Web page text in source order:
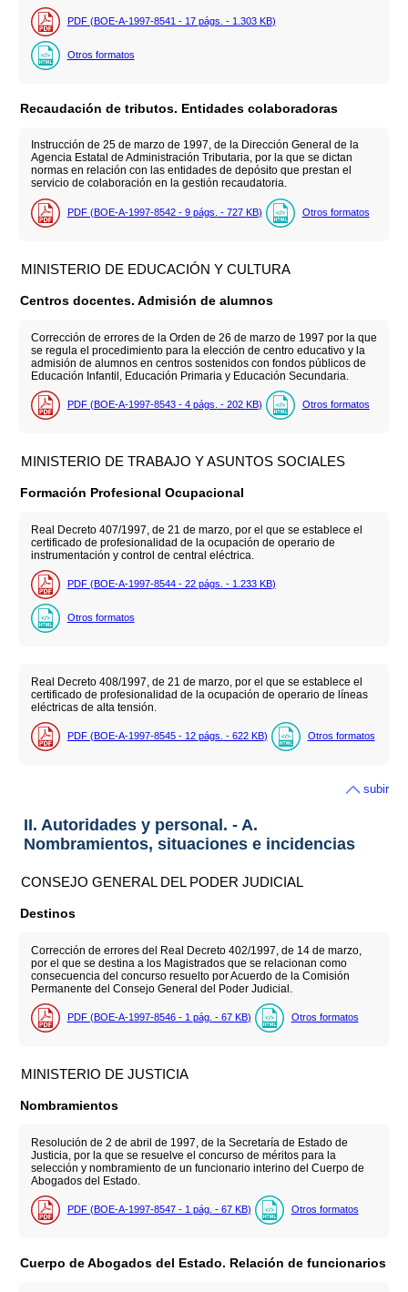
PDF (BOE-A-1997-8541 - 17 págs. - 1.303 KB)
Otros formatos
Recaudación de tributos. Entidades colaboradoras
Instrucción de 25 de marzo de 1997, de la Dirección General de la
Agencia Estatal de Administración Tributaria, por la que se dictan
normas en relación con las entidades de depósito que prestan el
servicio de colaboración en la gestión recaudatoria.
PDF (BOE-A-1997-8542 - 9 págs. - 727 KB) Otros formatos
MINISTERIO DE EDUCACIÓN Y CULTURA
Centros docentes. Admisión de alumnos
Corrección de errores de la Orden de 26 de marzo de 1997 por la que
se regula el procedimiento para la elección de centro educativo y la
admisión de alumnos en centros sostenidos con fondos públicos de
Educación Infantil, Educación Primaria y Educación Secundaria.
PDF (BOE-A-1997-8543 - 4 págs. - 202 KB) Otros formatos
MINISTERIO DE TRABAJO Y ASUNTOS SOCIALES
Formación Profesional Ocupacional
Real Decreto 407/1997, de 21 de marzo, por el que se establece el
certificado de profesionalidad de la ocupación de operario de
instrumentación y control de central eléctrica.
PDF (BOE-A-1997-8544 - 22 págs. - 1.233 KB)
Otros formatos
Real Decreto 408/1997, de 21 de marzo, por el que se establece el
certificado de profesionalidad de la ocupación de operario de líneas
eléctricas de alta tensión.
PDF (BOE-A-1997-8545 - 12 págs. - 622 KB) Otros formatos
subir
II. Autoridades y personal. - A.
Nombramientos, situaciones e incidencias
CONSEJO GENERAL DEL PODER JUDICIAL
Destinos
Corrección de errores del Real Decreto 402/1997, de 14 de marzo,
por el que se destina a los Magistrados que se relacionan como
consecuencia del concurso resuelto por Acuerdo de la Comisión
Permanente del Consejo General del Poder Judicial.
PDF (BOE-A-1997-8546 - 1 pág. - 67 KB) Otros formatos
MINISTERIO DE JUSTICIA
Nombramientos
Resolución de 2 de abril de 1997, de la Secretaría de Estado de
Justicia, por la que se resuelve el concurso de méritos para la
selección y nombramiento de un funcionario interino del Cuerpo de
Abogados del Estado.
PDF (BOE-A-1997-8547 - 1 pág. - 67 KB) Otros formatos
Cuerpo de Abogados del Estado. Relación de funcionarios